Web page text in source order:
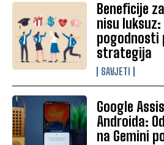
Beneficije
nisu
pogodnosti
strategija
SAVJETI
Google
Androida:
na Gemini